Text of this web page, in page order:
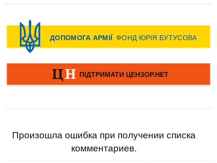
Произошла ошибка при получении списка
комментариев.